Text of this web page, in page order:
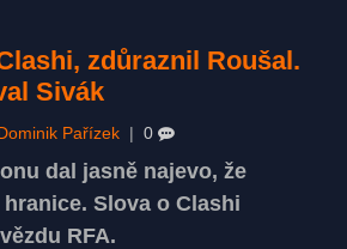
zdůraznil Roušal.
Sivák
Dominik Pařízek 0
dal jasně najevo, že
Slova o Clashi
RFA.